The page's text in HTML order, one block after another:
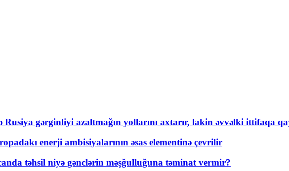
gərginliyi azaltmağın yollarını axtarır, lakin əvvəlki ittifaqa
enerji ambisiyalarının əsas elementinə çevrilir
təhsil niyə gənclərin məşğulluğuna təminat vermir?